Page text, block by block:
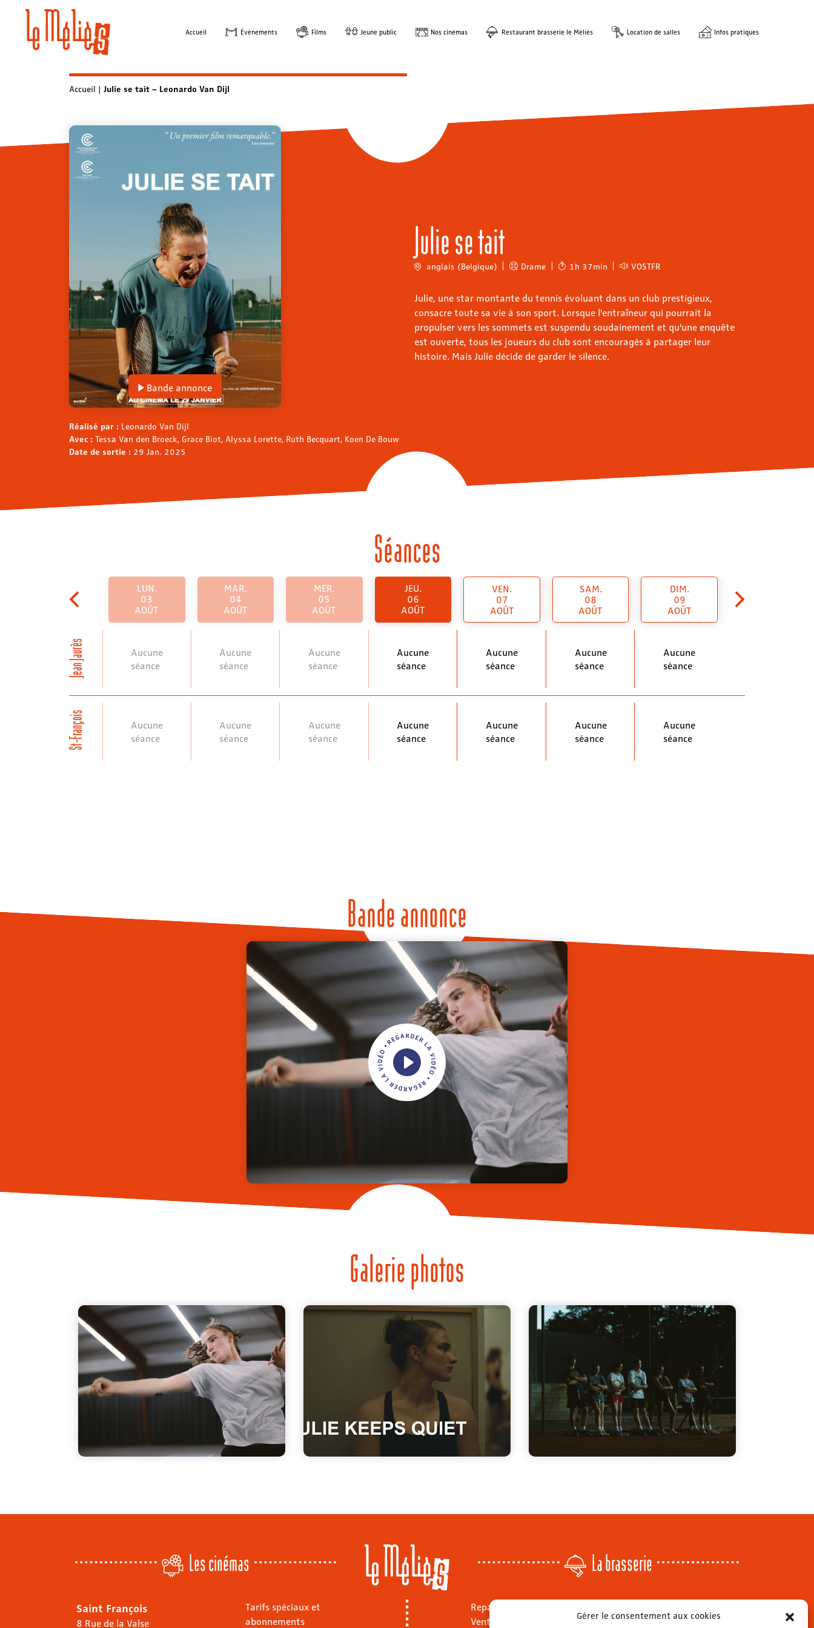
Gérer le consentement aux cookies
Accueil Évènements Films Jeune public Nos cinémas Restaurant brasserie le Méliès Location de salles Infos pratiques
Accueil | Julie se tait – Leonardo Van Dijl
Bande annonce
Réalisé par : Leonardo Van Dijl
Avec : Tessa Van den Broeck, Grace Biot, Alyssa Lorette, Ruth Becquart, Koen De Bouw
Date de sortie : 29 Jan. 2025
Julie se tait
anglais (Belgique) Drame 1h 37min VOSTFR
Julie, une star montante du tennis évoluant dans un club prestigieux,
consacre toute sa vie à son sport. Lorsque l'entraîneur qui pourrait la
propulser vers les sommets est suspendu soudainement et qu'une enquête
est ouverte, tous les joueurs du club sont encouragés à partager leur
histoire. Mais Julie décide de garder le silence.
Séances
Jean Jaurès
St-François
LUN.
03
AOÛT
Aucune
séance
Aucune
séance
MAR.
04
AOÛT
Aucune
séance
Aucune
séance
MER.
05
AOÛT
Aucune
séance
Aucune
séance
JEU.
06
AOÛT
Aucune
séance
Aucune
séance
VEN.
07
AOÛT
Aucune
séance
Aucune
séance
SAM.
08
AOÛT
Aucune
séance
Aucune
séance
DIM.
09
AOÛT
Aucune
séance
Aucune
séance
Bande annonce
Galerie photos
Les cinémas La brasserie
Saint François
8 Rue de la Valse
Tarifs spéciaux et
abonnements
Repas sur place
Vente à emporter
Mardi & mercredi: 11h - 00h30